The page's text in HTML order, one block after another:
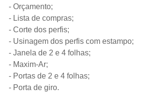
- Orçamento;
- Lista de compras;
- Corte dos perfis;
- Usinagem dos perfis com estampo;
- Janela de 2 e 4 folhas;
- Maxim-Ar;
- Portas de 2 e 4 folhas;
- Porta de giro.